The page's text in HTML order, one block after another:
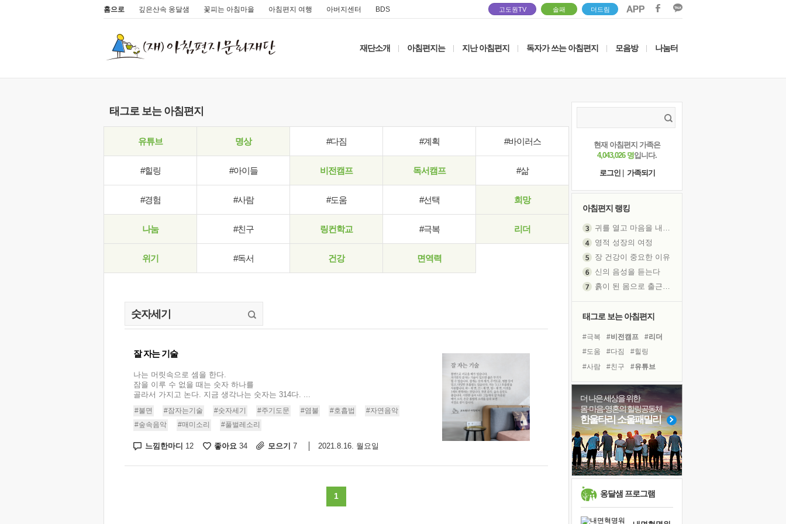
홈으로 깊은산속 옹달샘 꽃피는 아침마을 아침편지 여행 아버지센터 BDS 고도원TV 솔패 더드림
재단소개 아침편지는 지난 아침편지 독자가 쓰는 아침편지 모음방 나눔터
태그로 보는 아침편지
유튜브 명상 #다짐 #계획 #바이러스
#힐링 #아이들 비전캠프 독서캠프 #삶
#경험 #사람 #도움 #선택 희망
나눔 #친구 링컨학교 #극복 리더
위기 #독서 건강 면역력
잘 자는 기술
나는 머릿속으로 셈을 한다.
잠을 이루 수 없을 때는 숫자 하나를
골라서 가지고 논다. 지금 생각나는 숫자는 314다. ...
#불면 #잠자는기술 #숫자세기 #주기도문 #염불 #호흡법
#자연음악
#숲속음악
#매미소리 #풀벌레소리
느낌한마디 12 좋아요 34 모으기 7 2021.8.16. 월요일
1
현재 아침편지 가족은
4,043,026 명입니다.
로그인
가족되기
아침편지 랭킹
귀를 열고 마음을 내어주고
영적 성장의 여정
장 건강이 중요한 이유
신의 음성을 듣는다
흙이 된 몸으로 출근하는 여자
졸업식 사진을 보며
극심한 변비, 어깨결림, 수면 장애
아픈 아버지를 위한 공간 설계
슬럼프
보고 싶은 어머니
유년 시절의 부산 영도 바다
못된 꼰대들
희망이란
'모른다'는 것
태그로 보는 아침편지
#극복 #비전캠프
#리더
#도움
#다짐
#힐링
#사람
#친구
#유튜브
#경험
#바이러스
#명상
#독서
#아이들
#면역력
#선택
#희망
#나눔
#독서캠프
#삶 #건강
더 나은 세상을 위한
몸·마음·영혼의 힐링공동체
한울타리 소울패밀리
옹달샘 프로그램